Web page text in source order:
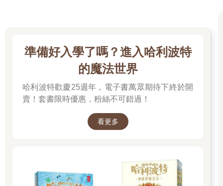
「東西收收滾遠點。」
「聽我説，醫生。」
「你再叫我一次醫生，我就打斷你的門牙叫你一口吞進去。」
「噢，不，你不會的，醫生。」
迪克．波頓看著醫生。迪克是個大個子，他也清楚自己多高大。
他樂意打架，他總是很開心。艾迪和比利．泰伯蕭靠著滾木鉤望
身，逕自朝山丘上的農舍走。他們看他的背影，就知道他有多憤
怒。他們幾個目送他走上山丘，走進農舍。
子，臉上只有幾根鬍子，活像個中國佬。他抓起兩根滾木鉤。迪
克拿起斧頭，艾迪從樹上取下鋸子。他們動身，經過農舍從後門
準備好入學了嗎？進入哈利波特
的魔法世界
哈利波特歡慶25週年，電子書萬眾期待下終於開
賣！套書限時優惠，粉絲不可錯過！
看更多